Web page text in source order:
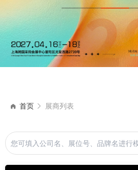
首页 展商列表